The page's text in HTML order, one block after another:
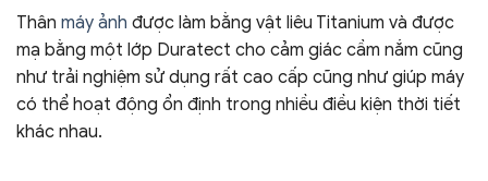
Thân máy ảnh được làm bằng vật liêu Titanium và được
mạ bằng một lớp Duratect cho cảm giác cầm nắm cũng
như trải nghiệm sử dụng rất cao cấp cũng như giúp máy
có thể hoạt động ổn định trong nhiều điều kiện thời tiết
khác nhau.